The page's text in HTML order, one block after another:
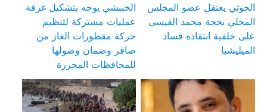
الحوثي يعتقل عضو المجلس
المحلي بحجة محمد القيسي
على خلفية انتقاده فساد
الميليشيا
الخنبشي يوجه بتشكيل غرفة
عمليات مشتركة لتنظيم
حركة مقطورات الغاز من
صافر وضمان وصولها
للمحافظات المحررة